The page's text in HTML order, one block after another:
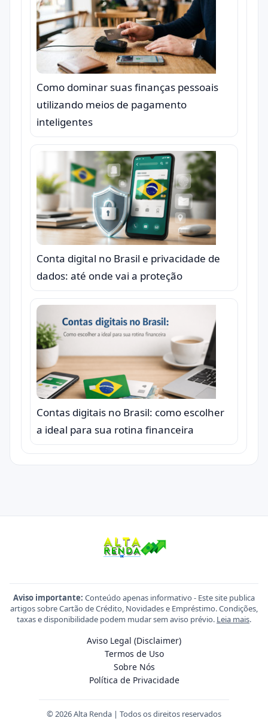
Como dominar suas finanças pessoais
utilizando meios de pagamento
inteligentes
Conta digital no Brasil e privacidade de
dados: até onde vai a proteção
Contas digitais no Brasil: como escolher
a ideal para sua rotina financeira
Aviso importante: Conteúdo apenas informativo - Este site publica
artigos sobre Cartão de Crédito, Novidades e Empréstimo. Condições,
taxas e disponibilidade podem mudar sem aviso prévio. Leia mais.
Aviso Legal (Disclaimer)
Termos de Uso
Sobre Nós
Política de Privacidade
© 2026 Alta Renda | Todos os direitos reservados